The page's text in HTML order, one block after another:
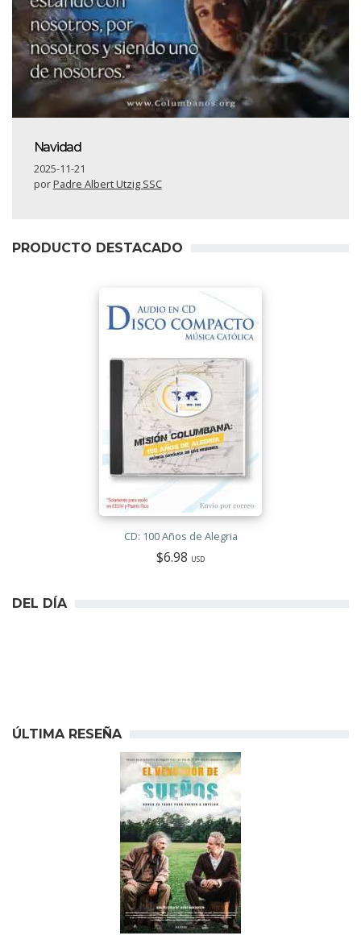
Navidad
2025-11-21
porPadre Albert Utzig SSC
PRODUCTO DESTACADO
CD: 100 Años de Alegria
$6.98 USD
DEL DÍA
ÚLTIMA RESEÑA